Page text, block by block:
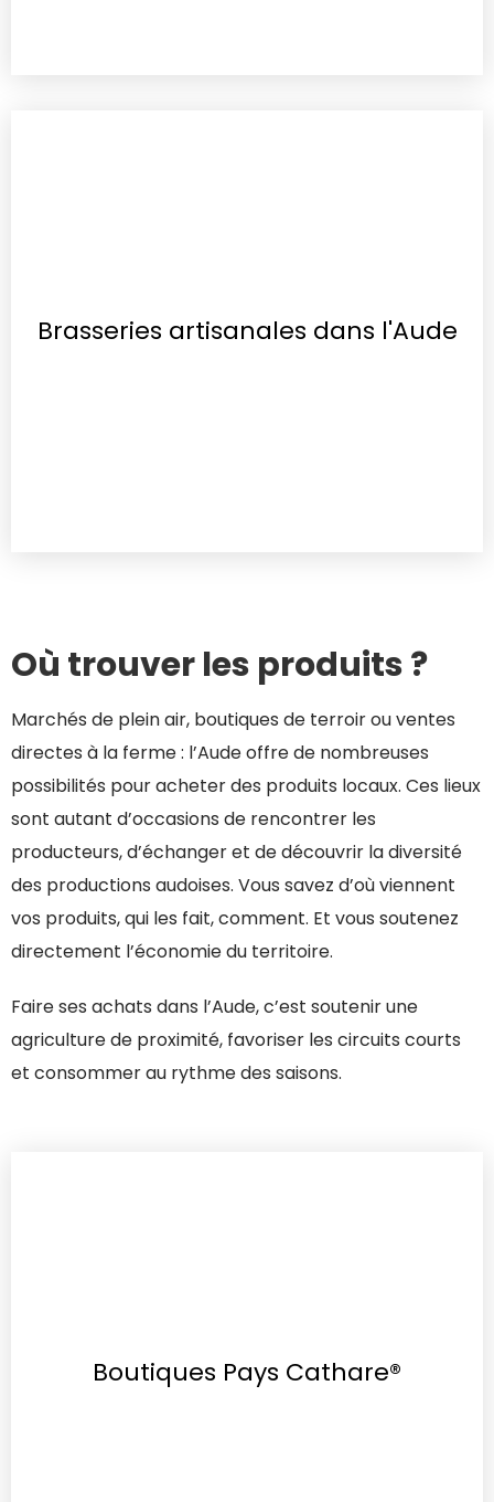
Brasseries artisanales dans l'Aude
Où trouver les produits ?
Marchés de plein air, boutiques de terroir ou ventes
directes à la ferme : l’Aude offre de nombreuses
possibilités pour acheter des produits locaux. Ces lieux
sont autant d’occasions de rencontrer les
producteurs, d’échanger et de découvrir la diversité
des productions audoises. Vous savez d’où viennent
vos produits, qui les fait, comment. Et vous soutenez
directement l’économie du territoire.
Faire ses achats dans l’Aude, c’est soutenir une
agriculture de proximité, favoriser les circuits courts
et consommer au rythme des saisons.
Boutiques Pays Cathare®